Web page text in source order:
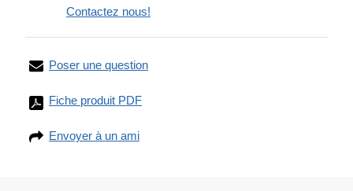
Contactez nous!
Poser une question
Fiche produit PDF
Envoyer à un ami